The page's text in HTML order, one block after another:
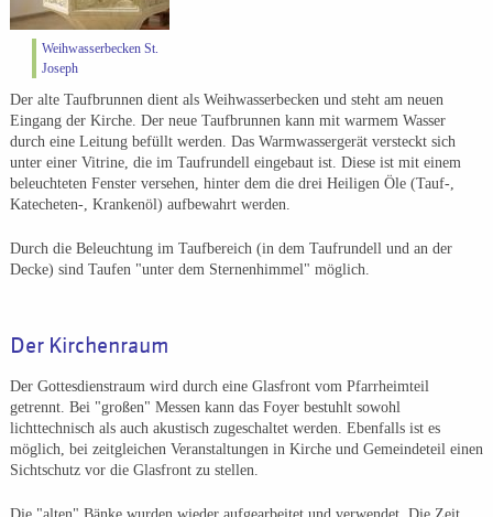
Weihwasserbecken St.
Joseph
Der alte Taufbrunnen dient als Weihwasserbecken und steht am neuen
Eingang der Kirche. Der neue Taufbrunnen kann mit warmem Wasser
durch eine Leitung befüllt werden. Das Warmwassergerät versteckt sich
unter einer Vitrine, die im Taufrundell eingebaut ist. Diese ist mit einem
beleuchteten Fenster versehen, hinter dem die drei Heiligen Öle (Tauf-,
Katecheten-, Krankenöl) aufbewahrt werden.
Durch die Beleuchtung im Taufbereich (in dem Taufrundell und an der
Decke) sind Taufen "unter dem Sternenhimmel" möglich.
Der Kirchenraum
Der Gottesdienstraum wird durch eine Glasfront vom Pfarrheimteil
getrennt. Bei "großen" Messen kann das Foyer bestuhlt sowohl
lichttechnisch als auch akustisch zugeschaltet werden. Ebenfalls ist es
möglich, bei zeitgleichen Veranstaltungen in Kirche und Gemeindeteil einen
Sichtschutz vor die Glasfront zu stellen.